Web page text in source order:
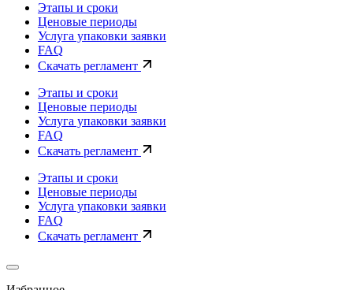
Этапы и сроки
Ценовые периоды
Услуга упаковки заявки
FAQ
Скачать регламент
Этапы и сроки
Ценовые периоды
Услуга упаковки заявки
FAQ
Скачать регламент
Этапы и сроки
Ценовые периоды
Услуга упаковки заявки
FAQ
Скачать регламент